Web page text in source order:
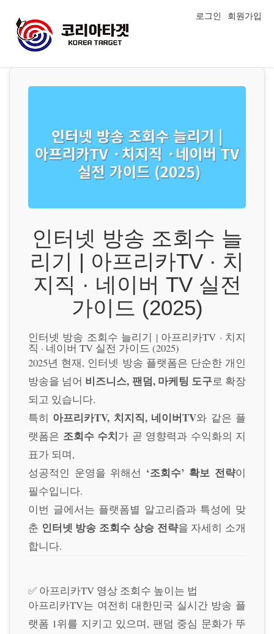
로그인 회원가입
인터넷 방송 조회수 늘
리기 | 아프리카TV · 치
지직 · 네이버 TV 실전
가이드 (2025)
인터넷 방송 조회수 늘리기 | 아프리카TV · 치지
직 · 네이버 TV 실전 가이드 (2025)
2025년 현재, 인터넷 방송 플랫폼은 단순한 개인
방송을 넘어 비즈니스, 팬덤, 마케팅 도구로 확장
되고 있습니다.
특히 아프리카TV, 치지직, 네이버TV와 같은 플
랫폼은 조회수 수치가 곧 영향력과 수익화의 지
표가 되며,
성공적인 운영을 위해선 ‘조회수’ 확보 전략이
필수입니다.
이번 글에서는 플랫폼별 알고리즘과 특성에 맞
춘 인터넷 방송 조회수 상승 전략을 자세히 소개
합니다.
✅ 아프리카TV 영상 조회수 높이는 법
아프리카TV는 여전히 대한민국 실시간 방송 플
랫폼 1위를 지키고 있으며, 팬덤 중심 문화가 뚜